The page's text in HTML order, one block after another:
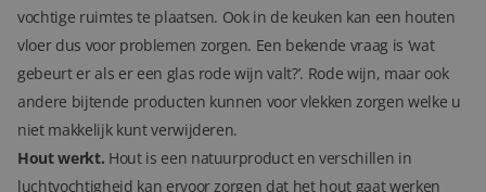
vochtige ruimtes te plaatsen. Ook in de keuken kan een houten
vloer dus voor problemen zorgen. Een bekende vraag is ‘wat
gebeurt er als er een glas rode wijn valt?’. Rode wijn, maar ook
andere bijtende producten kunnen voor vlekken zorgen welke u
niet makkelijk kunt verwijderen.
Hout werkt. Hout is een natuurproduct en verschillen in
luchtvochtigheid kan ervoor zorgen dat het hout gaat werken